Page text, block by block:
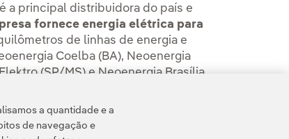
a principal distribuidora do país e
fornece energia elétrica para
de linhas de energia e
Coelba (BA), Neoenergia
(SP/MS) e Neoenergia Brasília
a quantidade e a
de navegação e